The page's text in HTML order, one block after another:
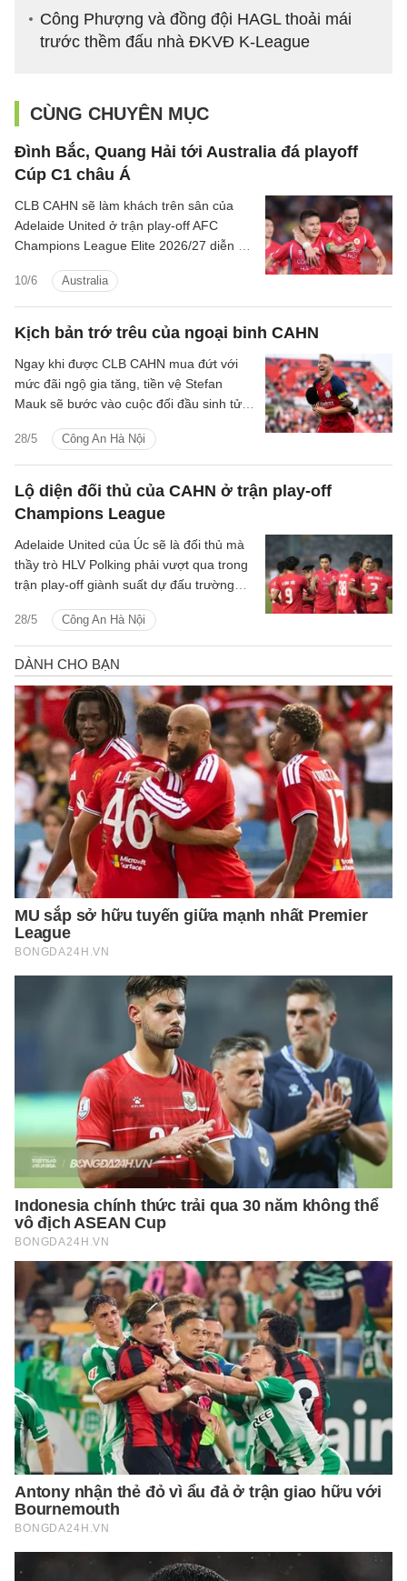
Công Phượng và đồng đội HAGL thoải mái
trước thềm đấu nhà ĐKVĐ K-League
CÙNG CHUYÊN MỤC
Đình Bắc, Quang Hải tới Australia đá playoff
Cúp C1 châu Á
10/6 Australia
CLB CAHN sẽ làm khách trên sân của
Adelaide United ở trận play-off AFC
Champions League Elite 2026/27 diễn ra
suất tham dự các cúp châu Á vừa được
LĐBĐ châu Á (AFC) công bố.
Kịch bản trớ trêu của ngoại binh CAHN
28/5 Công An Hà Nội
Ngay khi được CLB CAHN mua đứt với
mức đãi ngộ gia tăng, tiền vệ Stefan
Mauk sẽ bước vào cuộc đối đầu sinh tử
Lộ diện đối thủ của CAHN ở trận play-off
Champions League
28/5 Công An Hà Nội
Adelaide United của Úc sẽ là đối thủ mà
thầy trò HLV Polking phải vượt qua trong
trận play-off giành suất dự đấu trường